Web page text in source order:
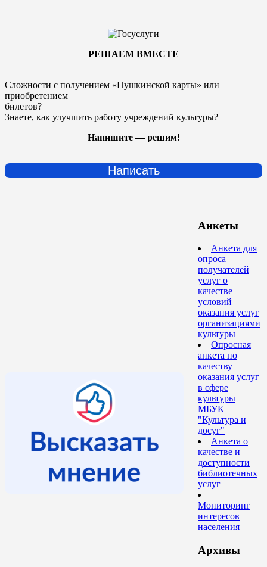
РЕШАЕМ ВМЕСТЕ
Сложности с получением «Пушкинской карты» или
приобретением
билетов?
Знаете, как улучшить работу учреждений культуры?
Напишите — решим!
Написать
Анкеты
Анкета для
опроса
получателей
услуг о
качестве
условий
оказания услуг
организациями
культуры
Опросная
анкета по
качеству
оказания услуг
в сфере
культуры
МБУК
"Культура и
досуг"
Анкета о
качестве и
доступности
библиотечных
услуг
Мониторинг
интересов
населения
Архивы